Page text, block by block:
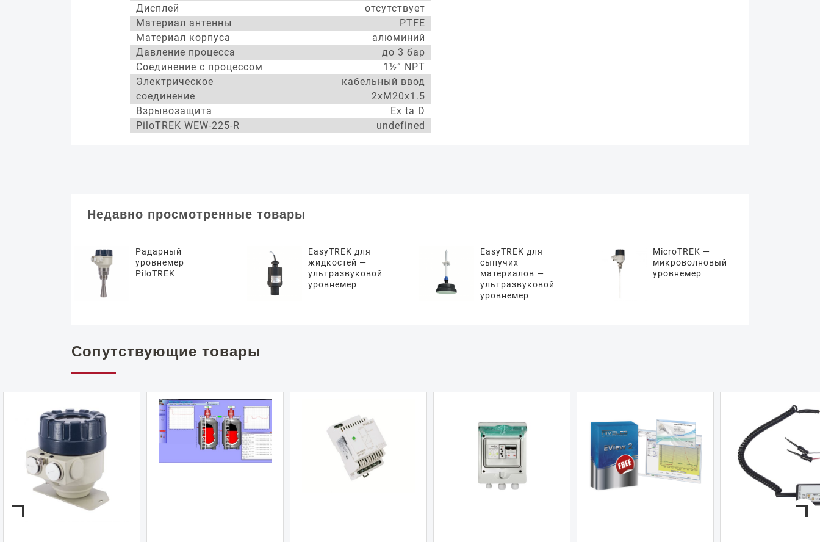
Дисплей
отсутствует
Материал антенны
PTFE
Материал корпуса
алюминий
Давление процесса
до 3 бар
Соединение с процессом
1½” NPT
Электрическое
соединение
кабельный ввод
2xM20x1.5
Взрывозащита
Ex ta D
PiloTREK WEW-225-R
undefined
Недавно просмотренные товары
Радарный
уровнемер
PiloTREK
EasyTREK для
жидкостей —
ультразвуковой
уровнемер
EasyTREK для
сыпучих
материалов —
ультразвуковой
уровнемер
MicroTREK —
микроволновый
уровнемер
Сопутствующие товары